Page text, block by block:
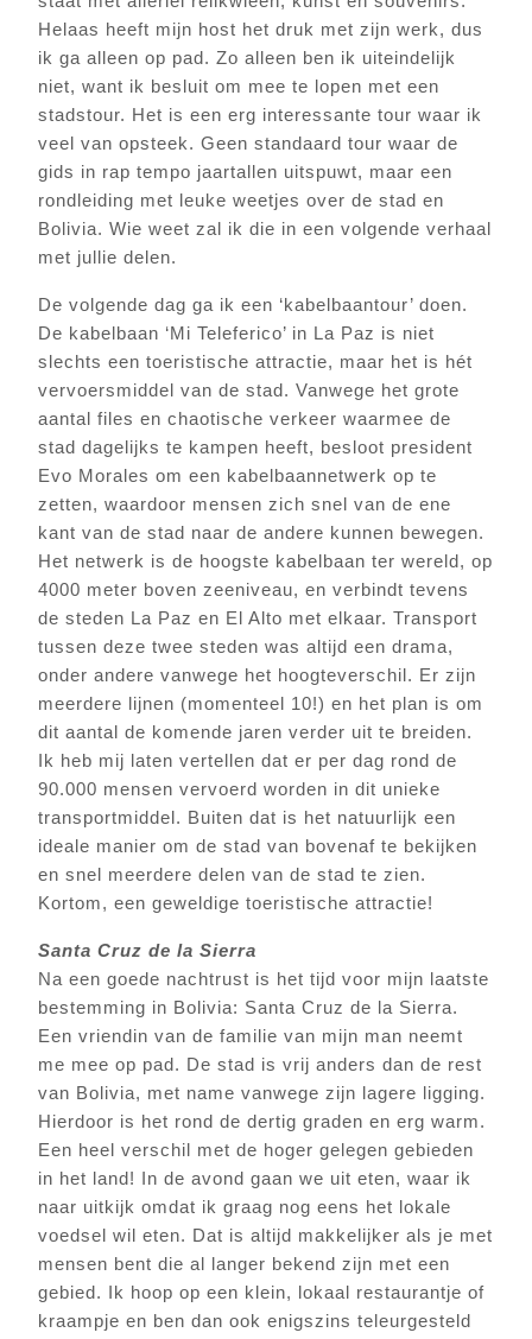
Helaas heeft mijn host het druk met zijn werk, dus
ik ga alleen op pad. Zo alleen ben ik uiteindelijk
niet, want ik besluit om mee te lopen met een
stadstour. Het is een erg interessante tour waar ik
veel van opsteek. Geen standaard tour waar de
gids in rap tempo jaartallen uitspuwt, maar een
rondleiding met leuke weetjes over de stad en
Bolivia. Wie weet zal ik die in een volgende verhaal
met jullie delen.
De volgende dag ga ik een ‘kabelbaantour’ doen.
De kabelbaan ‘Mi Teleferico’ in La Paz is niet
slechts een toeristische attractie, maar het is hét
vervoersmiddel van de stad. Vanwege het grote
aantal files en chaotische verkeer waarmee de
stad dagelijks te kampen heeft, besloot president
Evo Morales om een kabelbaannetwerk op te
zetten, waardoor mensen zich snel van de ene
kant van de stad naar de andere kunnen bewegen.
Het netwerk is de hoogste kabelbaan ter wereld, op
4000 meter boven zeeniveau, en verbindt tevens
de steden La Paz en El Alto met elkaar. Transport
tussen deze twee steden was altijd een drama,
onder andere vanwege het hoogteverschil. Er zijn
meerdere lijnen (momenteel 10!) en het plan is om
dit aantal de komende jaren verder uit te breiden.
Ik heb mij laten vertellen dat er per dag rond de
90.000 mensen vervoerd worden in dit unieke
transportmiddel. Buiten dat is het natuurlijk een
ideale manier om de stad van bovenaf te bekijken
en snel meerdere delen van de stad te zien.
Kortom, een geweldige toeristische attractie!
Santa Cruz de la Sierra
Na een goede nachtrust is het tijd voor mijn laatste
bestemming in Bolivia: Santa Cruz de la Sierra.
Een vriendin van de familie van mijn man neemt
me mee op pad. De stad is vrij anders dan de rest
van Bolivia, met name vanwege zijn lagere ligging.
Hierdoor is het rond de dertig graden en erg warm.
Een heel verschil met de hoger gelegen gebieden
in het land! In de avond gaan we uit eten, waar ik
naar uitkijk omdat ik graag nog eens het lokale
voedsel wil eten. Dat is altijd makkelijker als je met
mensen bent die al langer bekend zijn met een
gebied. Ik hoop op een klein, lokaal restaurantje of
kraampje en ben dan ook enigszins teleurgesteld